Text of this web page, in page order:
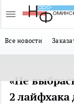
Все новости
«Не
2